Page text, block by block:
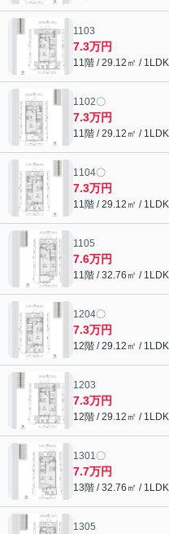
1103
7.3万円
11階 / 29.12㎡ / 1LDK
1102〇
7.3万円
11階 / 29.12㎡ / 1LDK
1104〇
7.3万円
11階 / 29.12㎡ / 1LDK
1105
7.6万円
11階 / 32.76㎡ / 1LDK
1204〇
7.3万円
12階 / 29.12㎡ / 1LDK
1203
7.3万円
12階 / 29.12㎡ / 1LDK
1301〇
7.7万円
13階 / 32.76㎡ / 1LDK
1305